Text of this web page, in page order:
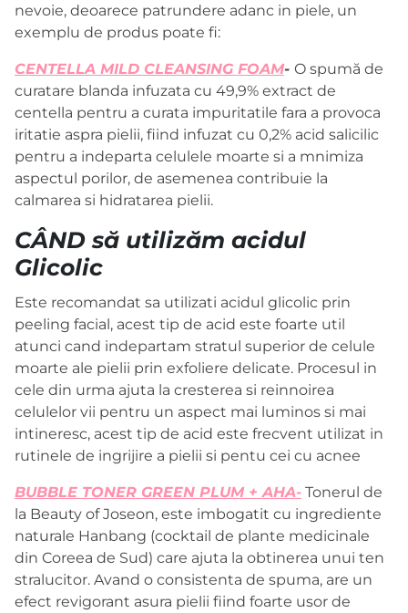
nevoie, deoarece patrundere adanc in piele, un
exemplu de produs poate fi:
CENTELLA MILD CLEANSING FOAM- O spumă de
curatare blanda infuzata cu 49,9% extract de
centella pentru a curata impuritatile fara a provoca
iritatie aspra pielii, fiind infuzat cu 0,2% acid salicilic
pentru a indeparta celulele moarte si a mnimiza
aspectul porilor, de asemenea contribuie la
calmarea si hidratarea pielii.
CÂND să utilizăm acidul
Glicolic
Este recomandat sa utilizati acidul glicolic prin
peeling facial, acest tip de acid este foarte util
atunci cand indepartam stratul superior de celule
moarte ale pielii prin exfoliere delicate. Procesul in
cele din urma ajuta la cresterea si reinnoirea
celulelor vii pentru un aspect mai luminos si mai
intineresc, acest tip de acid este frecvent utilizat in
rutinele de ingrijire a pielii si pentu cei cu acnee
BUBBLE TONER GREEN PLUM + AHA- Tonerul de
la Beauty of Joseon, este imbogatit cu ingrediente
naturale Hanbang (cocktail de plante medicinale
din Coreea de Sud) care ajuta la obtinerea unui ten
stralucitor. Avand o consistenta de spuma, are un
efect revigorant asura pielii fiind foarte usor de